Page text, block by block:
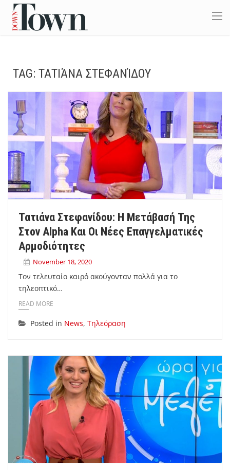
TAG: ΤΑΤΙΆΝΑ ΣΤΕΦΑΝΊΔΟΥ
Τατιάνα Στεφανίδου: Η Μετάβασή Της
Στον Alpha Και Οι Νέες Επαγγελματικές
Αρμοδιότητες
November 18, 2020
Τον τελευταίο καιρό ακούγονταν πολλά για το
τηλεοπτικό…
READ MORE
Posted in News, Τηλεόραση